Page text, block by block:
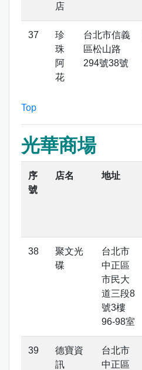
店
珍
珠
阿
花
台北市信義
區松山路
294號38號
Top
光華商場
序
號
店名 地址
聚文光
碟
台北市
中正區
市民大
道三段8
號3樓
96-98室
德寶資
訊
台北市
中正區